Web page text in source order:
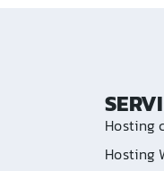
Hosting
Hosting